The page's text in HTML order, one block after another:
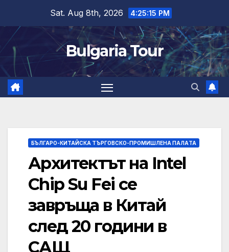
content
Sat. Aug 8th, 2026 4:25:16 PM
Bulgaria Tour
БЪЛГАРО-КИТАЙСКА ТЪРГОВСКО-ПРОМИШЛЕНА ПАЛAТА
Архитектът на Intel
Chip Su Fei се
завръща в Китай
след 20 години в
САЩ